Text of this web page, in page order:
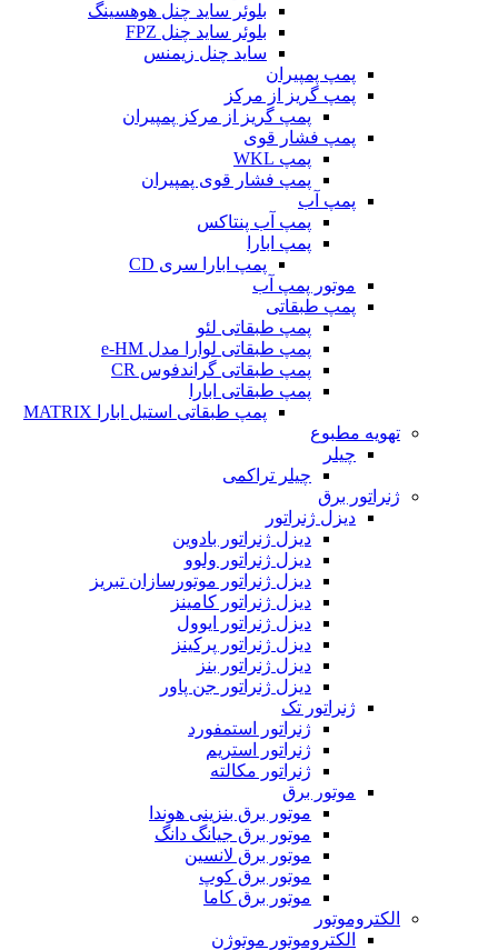
بلوئر ساید چنل هوهسینگ
بلوئر ساید چنل FPZ
ساید چنل زیمنس
پمپ پمپیران
پمپ گریز از مرکز
پمپ گریز از مرکز پمپیران
پمپ فشار قوی
پمپ WKL
پمپ فشار قوی پمپیران
پمپ آب
پمپ آب پنتاکس
پمپ ابارا
پمپ ابارا سری CD
موتور پمپ آب
پمپ طبقاتی
پمپ طبقاتی لئو
پمپ طبقاتی لوارا مدل e-HM
پمپ طبقاتی گراندفوس CR
پمپ طبقاتی ابارا
پمپ طبقاتی استیل ابارا MATRIX
تهویه مطبوع
چیلر
چیلر تراکمی
ژنراتور برق
دیزل ژنراتور
دیزل ژنراتور بادوین
دیزل ژنراتور ولوو
دیزل ژنراتور موتورسازان تبریز
دیزل ژنراتور کامینز
دیزل ژنراتور ایوول
دیزل ژنراتور پرکینز
دیزل ژنراتور بنز
دیزل ژنراتور جن پاور
ژنراتور تک
ژنراتور استمفورد
ژنراتور استریم
ژنراتور مکالته
موتور برق
موتور برق بنزینی هوندا
موتور برق جیانگ دانگ
موتور برق لانسین
موتور برق کوپ
موتور برق کاما
الکتروموتور
الکتروموتور موتوژن